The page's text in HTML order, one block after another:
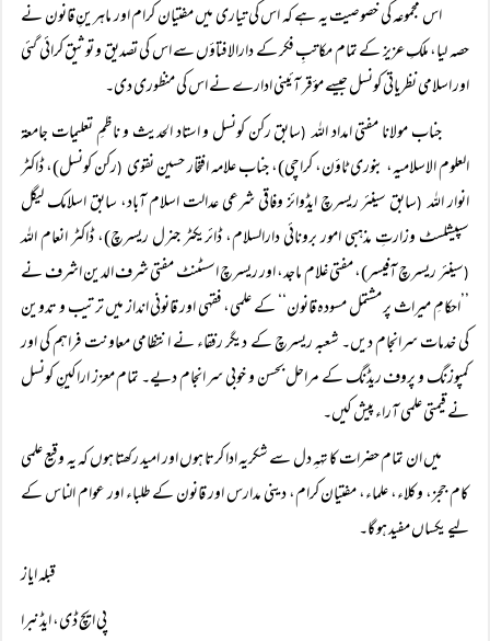
اس مجموعہ کی خصوصیت یہ ہے کہ اس کی تیاری میں مفتیان کرام اور ماہرینِ قانون نے
حصہ لیا، ملکِ عزیز کے تمام مکاتبِ فکر کے دارالافتاؤں سے اس کی تصدیق و توثیق کرائی گئی
اور اسلامی نظریاتی کونسل جیسے مؤقر آئینی ادارے نے اس کی منظوری دی۔
جناب مولانا مفتی امداد اللہ(سابق رکن کونسل و استاد الحدیث و ناظمِ تعلیمات جامعۃ
العلوم الاسلامیہ، بنوری ٹاؤن، کراچی)، جناب علامہ افتخار حسین نقوی (رکن کونسل)، ڈاکٹر
انوار اللہ(سابق سینئر ریسرچ ایڈوائز وفاقی شرعی عدالت اسلام آباد، سابق اسلامک لیگل
سپیشلسٹ وزارتِ مذہبی امور برونائی دارالسلام، ڈائریکٹر جنرل ریسرچ)، ڈاکٹر انعام اللہ
(سینئر ریسرچ آفیسر)، مفتی غلام ماجد، اور ریسرچ اسسٹنٹ مفتی شرف الدین اشرف نے
’’احکامِ میراث پر مشتمل مسودہ قانون‘‘ کے علمی، فقہی اور قانونی انداز میں ترتیب و تدوین
کی خدمات سرانجام دیں۔ شعبہ ریسرچ کے دیگر رفقاء نے انتظامی معاونت فراہم کی اور
کمپوزنگ و پروف ریڈنگ کے مراحل بحسن و خوبی سر انجام دیے۔ تمام معزز اراکینِ کونسل
نے قیمتی علمی آراء پیش کیں۔
میں ان تمام حضرات کا تہہِ دل سے شکریہ ادا کرتا ہوں اور امید رکھتا ہوں کہ یہ وقیع علمی
کام ججز، وکلاء، علماء، مفتیان کرام، دینی مدارس اور قانون کے طلباء اور عوام الناس کے
لیے یکساں مفید ہو گا۔
قبلہ ایاز
پی ایچ ڈی، ایڈنبرا